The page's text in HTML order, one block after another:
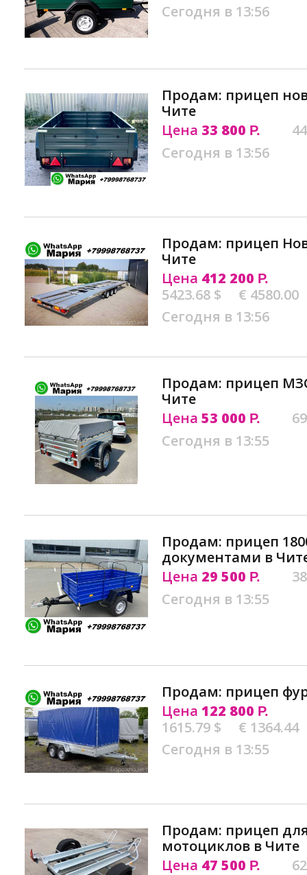
Сегодня в 13:56
Продам: прицеп
Чите
Цена 33 800 Р.
Сегодня в 13:56
Продам: прицеп
Чите
Цена 412 200 Р.
5423.68 $
€ 4580.00
Сегодня в 13:56
Продам: прицеп
Чите
Цена 53 000 Р.
Сегодня в 13:55
Продам: прицеп
документами в
Цена 29 500 Р.
Сегодня в 13:55
Продам: прицеп
Цена 122 800 Р.
1615.79 $
€ 1364.44
Сегодня в 13:55
Продам: прицеп
мотоциклов в Чите
Цена 47 500 Р.